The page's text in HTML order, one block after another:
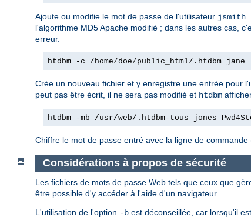
Ajoute ou modifie le mot de passe de l'utilisateur jsmith.
l'algorithme MD5 Apache modifié ; dans les autres cas,
erreur.
htdbm -c /home/doe/public_html/.htdbm jane
Crée un nouveau fichier et y enregistre une entrée pour
peut pas être écrit, il ne sera pas modifié et htdbm
htdbm -mb /usr/web/.htdbm-tous jones
Chiffre le mot de passe entré avec la ligne de commande
Considérations à propos de sécurité
Les fichiers de mots de passe Web tels que ceux que
être possible d'y accéder à l'aide d'un navigateur.
L'utilisation de l'option -b est déconseillée, car lorsqu'il